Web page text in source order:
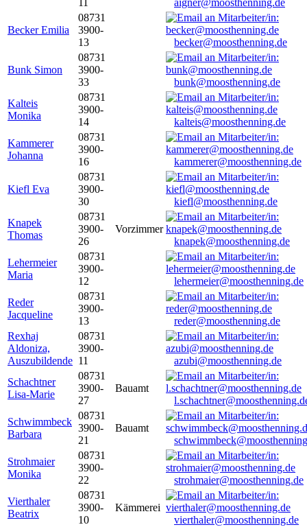
aigner@moosthenning.de
Becker Emilia
08731
3900-
13
becker@moosthenning.de
Bunk Simon
08731
3900-
33
bunk@moosthenning.de
Kalteis
Monika
08731
3900-
14
kalteis@moosthenning.de
Kammerer
Johanna
08731
3900-
16
kammerer@moosthenning.de
Kiefl Eva
08731
3900-
30
kiefl@moosthenning.de
Knapek
Thomas
08731
3900-
26
Vorzimmer
knapek@moosthenning.de
Lehermeier
Maria
08731
3900-
12
lehermeier@moosthenning.de
Reder
Jacqueline
08731
3900-
13
reder@moosthenning.de
Rexhaj
Aldoniza,
Auszubildende
08731
3900-
11
azubi@moosthenning.de
Schachtner
Lisa-Marie
08731
3900-
27
Bauamt
Schwimmbeck
Barbara
08731
3900-
21
Bauamt
Strohmaier
Monika
08731
3900-
22
strohmaier@moosthenning.de
Vierthaler
Beatrix
08731
3900-
10
Kämmerei
vierthaler@moosthenning.de